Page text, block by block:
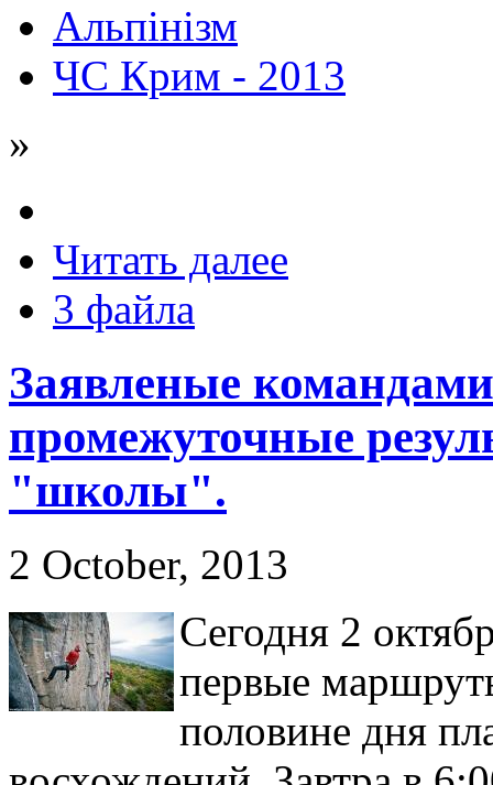
Альпінізм
ЧС Крим - 2013
»
Читать далее
3 файла
Заявленые
промежуточные
"школы".
2 October, 2013
Сегодня 2
первые
половине дня